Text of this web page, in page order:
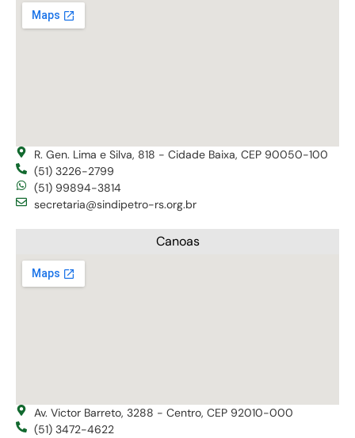
R. Gen. Lima e Silva, 818 - Cidade Baixa, CEP 90050-100
(51) 3226-2799
(51) 99894-3814
secretaria@sindipetro-rs.org.br
Canoas
Av. Victor Barreto, 3288 - Centro, CEP 92010-000
(51) 3472-4622